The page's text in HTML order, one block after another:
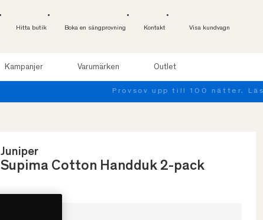
Hitta butik Boka en sängprovning Kontakt Visa kundvagn
Kampanjer Varumärken Outlet
Juniper
Supima Cotton Handduk 2-pack